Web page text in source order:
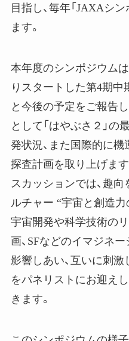
目指し、毎年「JAXAシ
ます。
本年度のシンポジウムは
りスタートした第4期
と今後の予定をご報告
として「はやぶさ２」の
発状況、また国際的に機
探査計画を取り上げま
スカッションでは、趣向
ルチャー “宇宙と創造力
宇宙開発や科学技術の
画、SFなどのイマジネ
影響しあい、互いに刺激
をパネリストにお迎え
きます。